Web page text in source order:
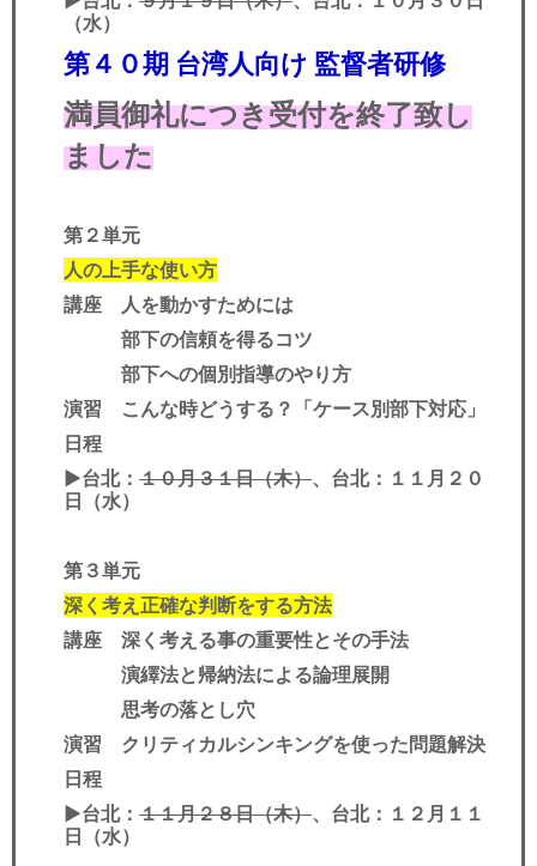
（水）
第４０期 台湾人向け 監督者研修
満員御礼につき受付を終了致し
ました
第２単元
人の上手な使い方
講座 人を動かすためには
部下の信頼を得るコツ
部下への個別指導のやり方
演習 こんな時どうする？「ケース別部下対応」
日程
▶︎台北： １０月３１日（木）、台北：１１月２０
日（水）
第３単元
深く考え正確な判断をする方法
講座 深く考える事の重要性とその手法
演繹法と帰納法による論理展開
思考の落とし穴
演習 クリティカルシンキングを使った問題解決
日程
▶︎台北： １１月２８日（木）、台北：１２月１１
日（水）